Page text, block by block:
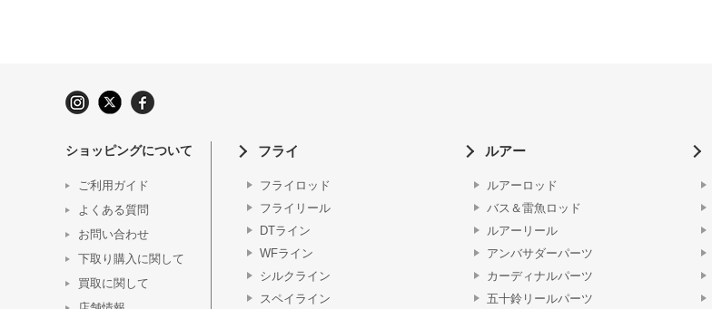
ショッピングについて
ご利用ガイド
よくある質問
お問い合わせ
下取り購入に関して
買取に関して
フライ
フライロッド
フライリール
DTライン
WFライン
シルクライン
スペイライン
ルアー
ルアーロッド
バス＆雷魚ロッド
ルアーリール
アンバサダーパーツ
カーディナルパーツ
五十鈴リールパーツ